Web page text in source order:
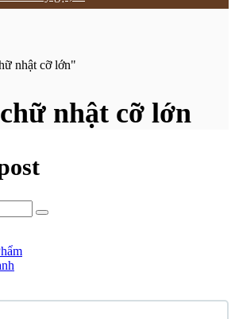
nhật cỡ lớn"
nhật cỡ lớn